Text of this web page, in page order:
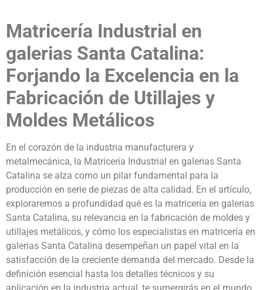
Matricería Industrial en
galerias Santa Catalina:
Forjando la Excelencia en la
Fabricación de Utillajes y
Moldes Metálicos
En el corazón de la industria manufacturera y
metalmecánica, la Matricería Industrial en galerias Santa
Catalina se alza como un pilar fundamental para la
producción en serie de piezas de alta calidad. En el artículo,
exploraremos a profundidad qué es la matricería en galerias
Santa Catalina, su relevancia en la fabricación de moldes y
utillajes metálicos, y cómo los especialistas en matricería en
galerias Santa Catalina desempeñan un papel vital en la
satisfacción de la creciente demanda del mercado. Desde la
definición esencial hasta los detalles técnicos y su